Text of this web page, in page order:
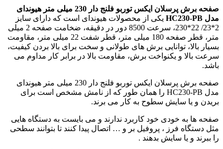
صفحه برش پرسلان ایکس توربو فلنج دار 230 میلی متر هیوندای
مدل HC230-PB
یکی از محصولات هیوندای است که دارای سایز
2*23/ 22*230، سرعت 8500 دور در دقیقه، ضخامت صفحه 2 میلی
متر، قطر صفحه 180 میلی متر، قطر شفت 22 میلی متر، مقاومت
بسیار بالا، توانایی برش های طولانی و سخت برای بالا بردن کیفیت،
سرعت بالا و یکنواخت برش، مقاومت بالا در برابر کار مداوم می
باشد.
صفحه برش پرسلان ایکس توربو فلنج دار 230 میلی متر هیوندای
مدل HC230-PB را همان طور که از نامش مشخص است برای
بریدن و یا سایش سطوح به کار می برند.
صفحه ها به خودی خود کاربرد ندارند و می بایست به دستگاه هایی
مثل دستگاه فرز ، پروفیل بر و … اتصال پیدا کنند تا بتوانند سطحی
را ببرند و یا سایش بدهند .